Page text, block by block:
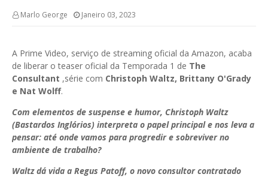
Marlo George Janeiro 03, 2023
A Prime Video, serviço de streaming oficial da Amazon, acaba
de liberar o teaser oficial da Temporada 1 de The
Consultant ,série com Christoph Waltz, Brittany O'Grady
e Nat Wolff.
Com elementos de suspense e humor, Christoph Waltz
(Bastardos Inglórios) interpreta o papel principal e nos leva a
pensar: até onde vamos para progredir e sobreviver no
ambiente de trabalho?
Waltz dá vida a Regus Patoff, o novo consultor contratado